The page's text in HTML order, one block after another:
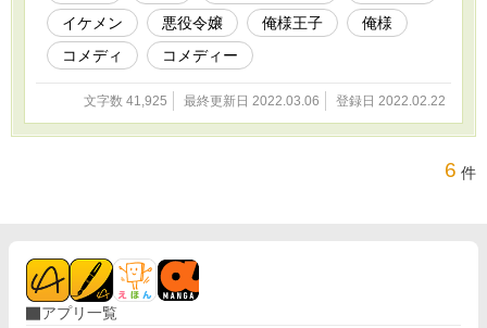
たり。 彼女の起こす行動はめちゃくちゃ。 宝玉大帝国の次期皇帝
は天才。 努力なしにして、なんでもNO1になっていたが。 秀才に
は負ける。 天才が秀才になったら、何の負けない。 そんな2人のラ
ブラブ交際結婚ストーリー。 脱字を直して再投稿中
イケメン
悪役令嬢 俺様王子
俺様
コメディ
コメディー
文字数 41,925 最終更新日 2022.03.06 登録日 2022.02.22
6 件
アプリ一覧